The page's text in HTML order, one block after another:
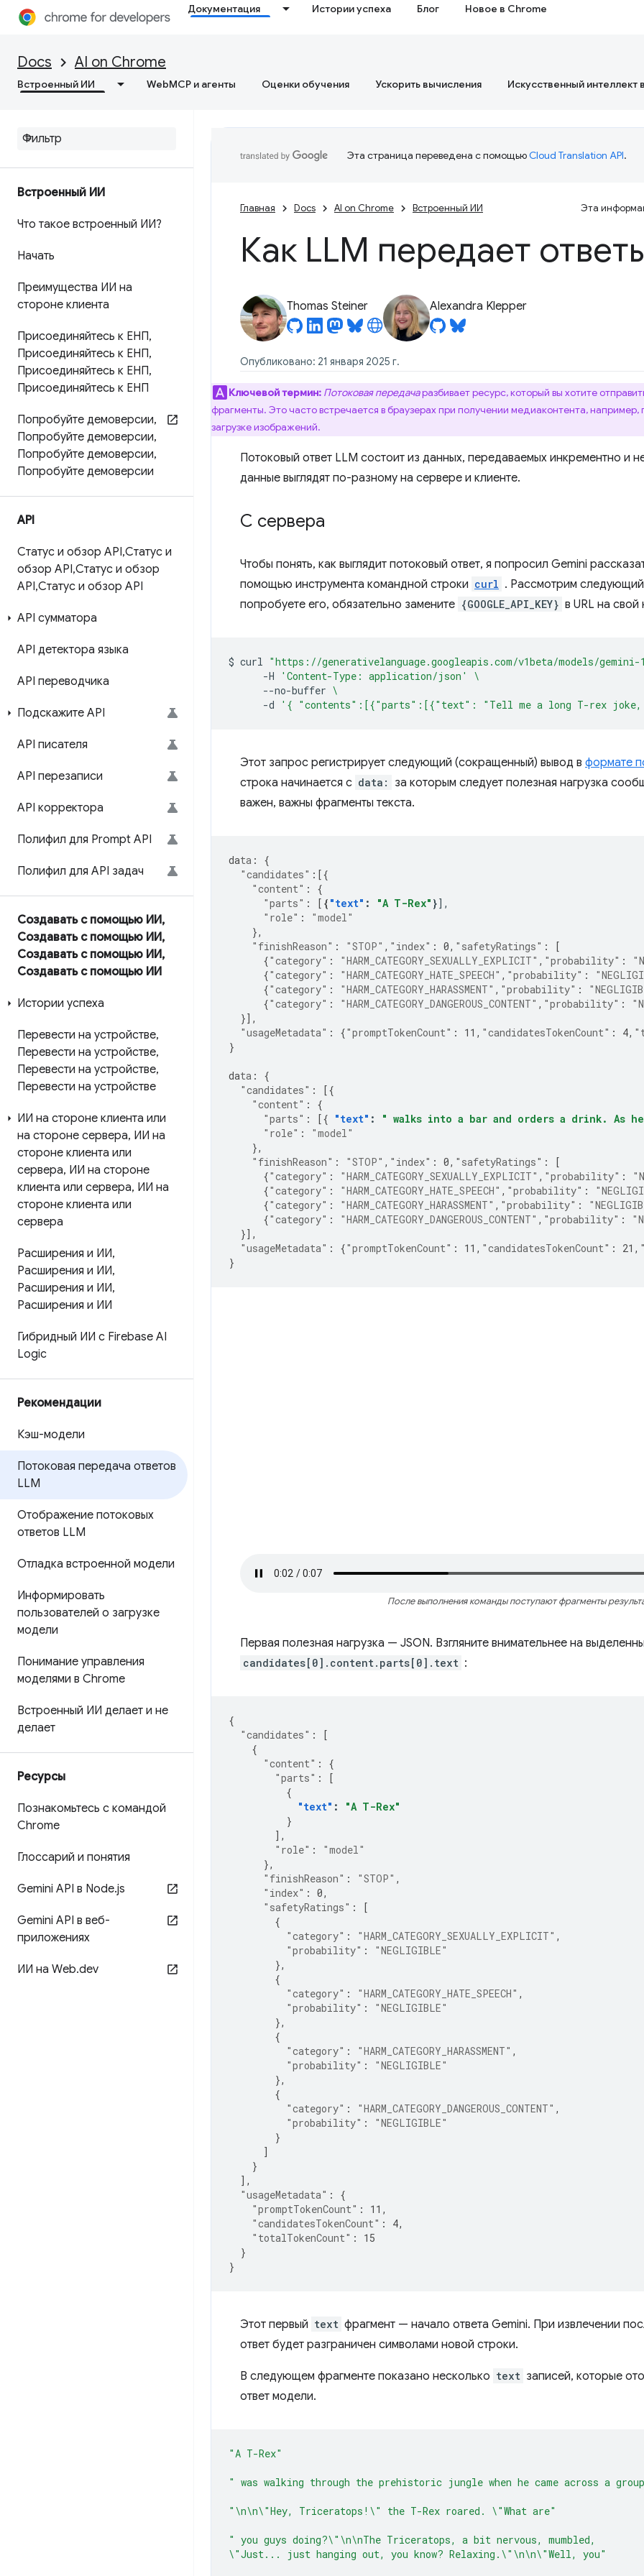
Документация Истории успеха Блог Новое в Chrome
Docs AI on Chrome
Встроенный ИИ WebMCP и агенты Оценки обучения Ускорить вычисления Искусственный интеллект
Встроенный ИИ
Что такое встроенный ИИ?
Начать
Преимущества ИИ на
стороне клиента
Присоединяйтесь к ЕНП,
Присоединяйтесь к ЕНП,
Присоединяйтесь к ЕНП,
Присоединяйтесь к ЕНП
Попробуйте демоверсии,
Попробуйте демоверсии,
Попробуйте демоверсии,
Попробуйте демоверсии
API
Статус и обзор API,Статус и
обзор API,Статус и обзор
API,Статус и обзор API
API сумматора
API детектора языка
API переводчика
Подскажите API
API писателя
API перезаписи
API корректора
Полифил для Prompt API
Полифил для API задач
Создавать с помощью ИИ,
Создавать с помощью ИИ,
Создавать с помощью ИИ,
Создавать с помощью ИИ
Истории успеха
Перевести на устройстве,
Перевести на устройстве,
Перевести на устройстве,
Перевести на устройстве
ИИ на стороне клиента или
на стороне сервера, ИИ на
стороне клиента или
сервера, ИИ на стороне
клиента или сервера, ИИ на
стороне клиента или
сервера
Расширения и ИИ,
Расширения и ИИ,
Расширения и ИИ,
Расширения и ИИ
Гибридный ИИ с Firebase AI
Logic
Рекомендации
Кэш-модели
Потоковая передача ответов
LLM
Отображение потоковых
ответов LLM
Отладка встроенной модели
Информировать
пользователей о загрузке
модели
Понимание управления
моделями в Chrome
Встроенный ИИ делает и не
делает
Ресурсы
Познакомьтесь с командой
Chrome
Глоссарий и понятия
Gemini API в Node.js
Gemini API в веб-
приложениях
ИИ на Web.dev
Эта страница переведена с помощьюCloud Translation API.
Главная Docs AI on Chrome Встроенный ИИ Эта
Как LLM передает
Thomas Steiner Alexandra Klepper
Опубликовано: 21 января 2025 г.
Ключевой термин: Потоковая передачаразбивает ресурс, который вы хотите
фрагменты. Это часто встречается в браузерах при получении медиаконтента,
загрузке изображений.
Потоковый ответ LLM состоит из данных, передаваемых инкрементно и
данные выглядят по-разному на сервере и клиенте.
С сервера
Чтобы понять, как выглядит потоковый ответ, я попросил Gemini
помощью инструмента командной строки curl . Рассмотрим
попробуете его, обязательно замените {GOOGLE_API_KEY} в URL на
$ curl "https://generativelanguage.googleapis.com/v1beta/models/gemini-
-H
'Content-Type: application/json'
\
--no-buffer \
-d
'{ "contents":[{"parts":[{"text": "Tell me a long T-rex
Этот запрос регистрирует следующий (сокращенный) вывод в формате
строка начинается с data:
за которым следует полезная нагрузка
важен, важны фрагменты текста.
data :
{
"candidates" :[{
"content" :
{
"parts" : [ { "text" : "A T-Rex" }
"role" :
"model"
},
"finishReason" : "STOP" , "index" : 0, "safetyRatings" :
[
{"category" : "HARM_CATEGORY_SEXUALLY_EXPLICIT" , "probability" :
{"category" : "HARM_CATEGORY_HATE_SPEECH" , "probability" :
{"category" : "HARM_CATEGORY_HARASSMENT" , "probability" :
{"category" : "HARM_CATEGORY_DANGEROUS_CONTENT" , "probability" :
}],
"usageMetadata" : {"promptTokenCount" : 11 , "candidatesTokenCount" : 4,
}
data :
{
"candidates" :
[{
"content" :
{
"parts" : [{ "text" :
" walks into a bar and orders a drink. As
"role" :
"model"
},
"finishReason" : "STOP" , "index" : 0, "safetyRatings" :
[
{"category" : "HARM_CATEGORY_SEXUALLY_EXPLICIT" , "probability" :
{"category" : "HARM_CATEGORY_HATE_SPEECH" , "probability" :
{"category" : "HARM_CATEGORY_HARASSMENT" , "probability" :
{"category" : "HARM_CATEGORY_DANGEROUS_CONTENT" , "probability" :
}],
"usageMetadata" : {"promptTokenCount" : 11 , "candidatesTokenCount" : 21 ,
}
После выполнения команды поступают фрагменты
Первая полезная нагрузка — JSON. Взгляните внимательнее на
candidates[0].content.parts[0].text :
{
"candidates" :
[
{
"content" :
{
"parts" :
[
{
"text" :
"A T-Rex"
}
],
"role" :
"model"
},
"finishReason" : "STOP" ,
"index" : 0,
"safetyRatings" :
[
{
"category" : "HARM_CATEGORY_SEXUALLY_EXPLICIT" ,
"probability" :
"NEGLIGIBLE"
},
{
"category" : "HARM_CATEGORY_HATE_SPEECH" ,
"probability" :
"NEGLIGIBLE"
},
{
"category" : "HARM_CATEGORY_HARASSMENT" ,
"probability" :
"NEGLIGIBLE"
},
{
"category" : "HARM_CATEGORY_DANGEROUS_CONTENT" ,
"probability" :
"NEGLIGIBLE"
}
]
}
],
"usageMetadata" :
{
"promptTokenCount" : 11 ,
"candidatesTokenCount" : 4,
"totalTokenCount" :
15
}
}
Этот первый text фрагмент — начало ответа Gemini. При извлечении
ответ будет разграничен символами новой строки.
В следующем фрагменте показано несколько text записей, которые
ответ модели.
"A T-Rex"
" was walking through the prehistoric jungle when he came across a
"\n\n\"Hey, Triceratops!\" the T-Rex roared. \"What are"
" you guys doing?\"\n\nThe Triceratops, a bit nervous, mumbled,
\"Just... just hanging out, you know? Relaxing.\"\n\n\"Well, you"